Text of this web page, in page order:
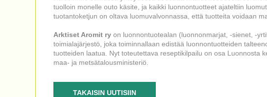
tuolloin monelle outo käsite, ja kaikki luonnontuotteet ajateltiin
tuotantoketjun on oltava luomuvalvonnassa, että tuotteita voidaan
Arktiset Aromit ry on luonnontuotealan (luonnonmarjat, -sienet, -
toimialajärjestö, joka toiminnallaan edistää luonnontuotteiden
tuotteiden laatua. Nyt toteutettava reseptikilpailu on osa Luonnosta
maa- ja metsätalousministeriö.
TAKAISIN UUTISIIN